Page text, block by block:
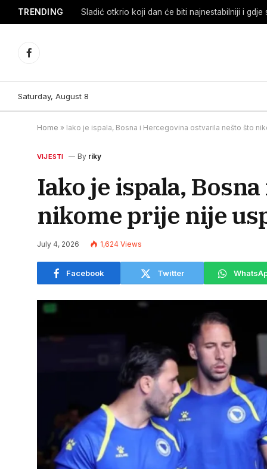
TRENDING
Facebook
Saturday, August 8
Home » Iako je ispala, Bosna i Hercegovina ostvarila nešto što
VIJESTI By riky
Iako je ispala,
nikome prije nije
July 4, 2026 1,624 Views
Facebook Twitter